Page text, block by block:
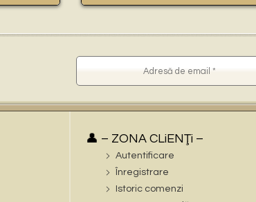
👤 – ZONA CLiENŢi –
Autentificare
Înregistrare
Istoric comenzi